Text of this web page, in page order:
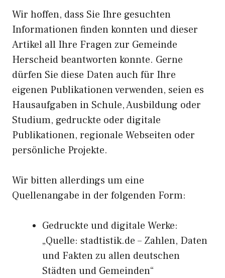
Wir hoffen, dass Sie Ihre gesuchten
Informationen finden konnten und dieser
Artikel all Ihre Fragen zur Gemeinde
Herscheid beantworten konnte. Gerne
dürfen Sie diese Daten auch für Ihre
eigenen Publikationen verwenden, seien es
Hausaufgaben in Schule, Ausbildung oder
Studium, gedruckte oder digitale
Publikationen, regionale Webseiten oder
persönliche Projekte.
Wir bitten allerdings um eine
Quellenangabe in der folgenden Form:
Gedruckte und digitale Werke:
„Quelle: stadtistik.de – Zahlen, Daten
und Fakten zu allen deutschen
Städten und Gemeinden“